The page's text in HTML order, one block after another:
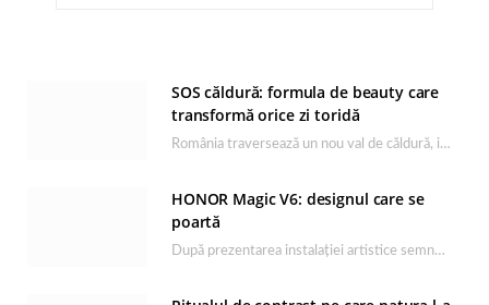
SOS căldură: formula de beauty care
transformă orice zi toridă
România traversează un nou val de căldură, iar rutina de îngrijire capătă un rol esențial…
HONOR Magic V6: designul care se
poartă
După prezentarea instalației artistice semnată de Catrinel Săbăciag în cadrul evenimentului de lansare HONOR Magic…